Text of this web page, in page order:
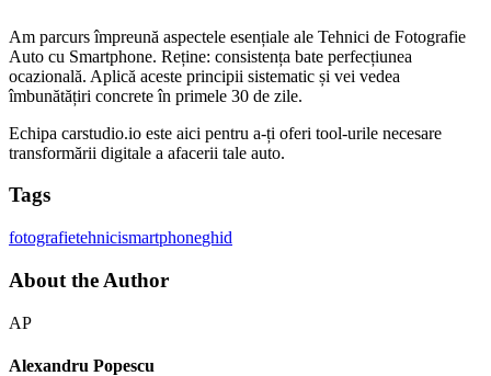
Am parcurs împreună aspectele esențiale ale Tehnici de Fotografie
Auto cu Smartphone. Reține: consistența bate perfecțiunea
ocazională. Aplică aceste principii sistematic și vei vedea
îmbunătățiri concrete în primele 30 de zile.
Echipa carstudio.io este aici pentru a-ți oferi tool-urile necesare
transformării digitale a afacerii tale auto.
Tags
fotografietehnicismartphoneghid
About the Author
AP
Alexandru Popescu